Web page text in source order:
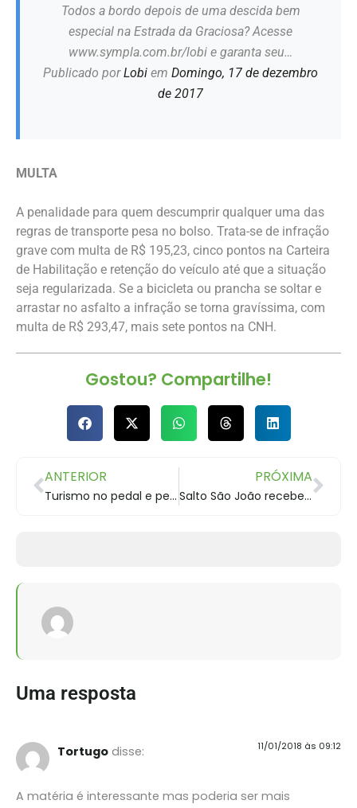
Todos a bordo depois de uma descida bem
especial na Estrada da Graciosa? Acesse
www.sympla.com.br/lobi e garanta seu…
Publicado porLobi em Domingo, 17 de dezembro
de 2017
MULTA
A penalidade para quem descumprir qualquer uma das
regras de transporte pesa no bolso. Trata-se de infração
grave com multa de R$ 195,23, cinco pontos na Carteira
de Habilitação e retenção do veículo até que a situação
seja regularizada. Se a bicicleta ou prancha se soltar e
arrastar no asfalto a infração se torna gravíssima, com
multa de R$ 293,47, mais sete pontos na CNH.
Gostou? Compartilhe!
ANTERIOR
Turismo no pedal e pelos trilhos
PRÓXIMA
Salto São João recebe 2 mil visitantes entre Natal e Ano Novo
Uma resposta
Tortugo disse: 11/01/2018 às 09:12
A matéria é interessante mas poderia ser mais